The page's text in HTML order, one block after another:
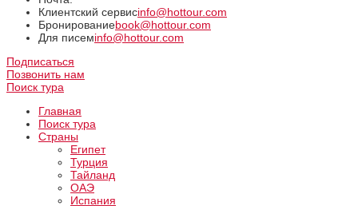
Клиентский сервисinfo@hottour.com
Бронированиеbook@hottour.com
Для писемinfo@hottour.com
Подписаться
Позвонить нам
Поиск тура
Главная
Поиск тура
Страны
Египет
Турция
Тайланд
ОАЭ
Испания